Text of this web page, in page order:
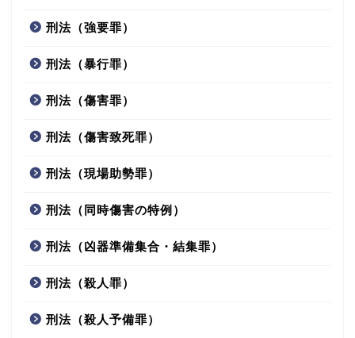
刑法（強要罪）
刑法（暴行罪）
刑法（傷害罪）
刑法（傷害致死罪）
刑法（現場助勢罪）
刑法（同時傷害の特例）
刑法（凶器準備集合・結集罪）
刑法（殺人罪）
刑法（殺人予備罪）